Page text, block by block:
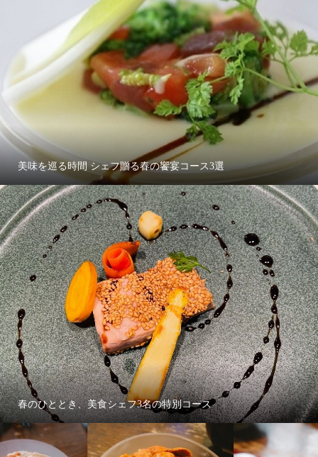
美味を巡る時間 シェフ贈る春の饗宴コース3選
春のひととき、美食シェフ3名の特別コース